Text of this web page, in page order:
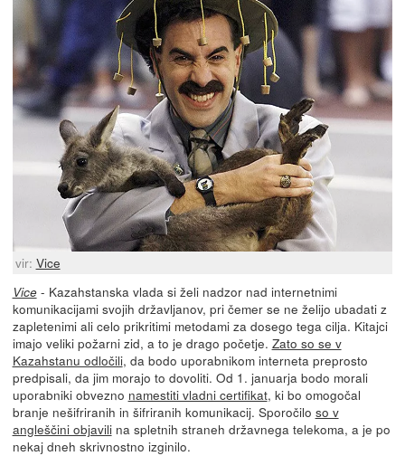
vir: Vice
Vice- Kazahstanska vlada si želi nadzor nad internetnimi
komunikacijami svojih državljanov, pri čemer se ne želijo ubadati z
zapletenimi ali celo prikritimi metodami za dosego tega cilja. Kitajci
imajo veliki požarni zid, a to je drago početje. Zato so se v
Kazahstanu odločili, da bodo uporabnikom interneta preprosto
predpisali, da jim morajo to dovoliti. Od 1. januarja bodo morali
uporabniki obvezno namestiti vladni certifikat, ki bo omogočal
branje nešifriranih in šifriranih komunikacij. Sporočilo so v
angleščini objavilina spletnih straneh državnega telekoma, a je po
nekaj dneh skrivnostno izginilo.